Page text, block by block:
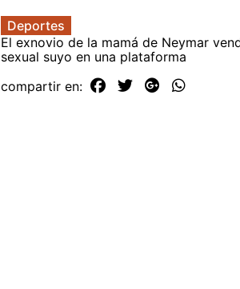
Deportes
El exnovio de la mamá de Neymar
sexual suyo en una plataforma
compartir en: